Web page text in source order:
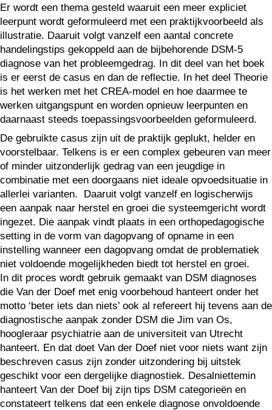
Er wordt een thema gesteld waaruit een meer expliciet
leerpunt wordt geformuleerd met een praktijkvoorbeeld als
illustratie. Daaruit volgt vanzelf een aantal concrete
handelingstips gekoppeld aan de bijbehorende DSM-5
diagnose van het probleemgedrag. In dit deel van het boek
is er eerst de casus en dan de reflectie. In het deel Theorie
is het werken met het CREA-model en hoe daarmee te
werken uitgangspunt en worden opnieuw leerpunten en
daarnaast steeds toepassingsvoorbeelden geformuleerd.
De gebruikte casus zijn uit de praktijk geplukt, helder en
voorstelbaar. Telkens is er een complex gebeuren van meer
of minder uitzonderlijk gedrag van een jeugdige in
combinatie met een doorgaans niet ideale opvoedsituatie in
allerlei varianten. Daaruit volgt vanzelf en logischerwijs
een aanpak naar herstel en groei die systeemgericht wordt
ingezet. Die aanpak vindt plaats in een orthopedagogische
setting in de vorm van dagopvang of opname in een
instelling wanneer een dagopvang omdat de problematiek
niet voldoende mogelijkheden biedt tot herstel en groei.
In dit proces wordt gebruik gemaakt van DSM diagnoses
die Van der Doef met enig voorbehoud hanteert onder het
motto ‘beter iets dan niets’ ook al refereert hij tevens aan de
diagnostische aanpak zonder DSM die Jim van Os,
hoogleraar psychiatrie aan de universiteit van Utrecht
hanteert. En dat doet Van der Doef niet voor niets want zijn
beschreven casus zijn zonder uitzondering bij uitstek
geschikt voor een dergelijke diagnostiek. Desalniettemin
hanteert Van der Doef bij zijn tips DSM categorieën en
constateert telkens dat een enkele diagnose onvoldoende